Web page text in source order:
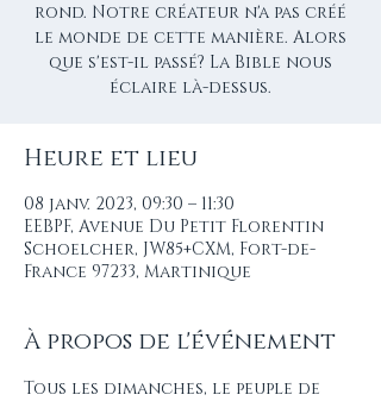
rond. Notre créateur n'a pas créé
le monde de cette manière. Alors
que s'est-il passé? La Bible nous
éclaire là-dessus.
Heure et lieu
08 janv. 2023, 09:30 – 11:30
EEBPF, Avenue Du Petit Florentin
Schoelcher, JW85+CXM, Fort-de-
France 97233, Martinique
À propos de l'événement
Tous les dimanches, le peuple de